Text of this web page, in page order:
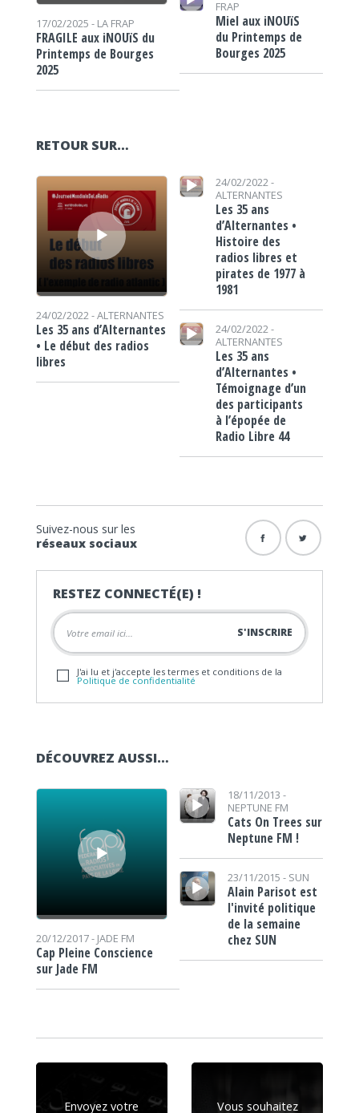
17/02/2025 - LA FRAP
FRAGILE aux iNOUïS du
Printemps de Bourges
2025
FRAP
Miel aux iNOUïS
du Printemps de
Bourges 2025
RETOUR SUR…
Lecteur audio
24/02/2022 -ALTERNANTES
Les 35 ans d’Alternantes
• Le début des radios
libres
Lecteur audio
24/02/2022 -
ALTERNANTES
Les 35 ans
d’Alternantes •
Histoire des
radios libres et
pirates de 1977 à
1981
Lecteur audio
24/02/2022 -
ALTERNANTES
Les 35 ans
d’Alternantes •
Témoignage d’un
des participants
à l’épopée de
Radio Libre 44
Suivez-nous sur les
réseaux sociaux
RESTEZ CONNECTÉ(E) !
J'ai lu et j'accepte les termes et conditions de la
Politique de confidentialité
DÉCOUVREZ AUSSI…
Lecteur audio
20/12/2017 - JADE FM
Cap Pleine Conscience
sur Jade FM
Lecteur audio18/11/2013 -
NEPTUNE FM
Cats On Trees sur
Neptune FM !
Lecteur audio
23/11/2015 - SUN
Alain Parisot est
l'invité politique
de la semaine
chez SUN
Envoyez votre
Vous souhaitez